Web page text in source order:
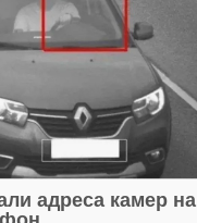
адреса камер на